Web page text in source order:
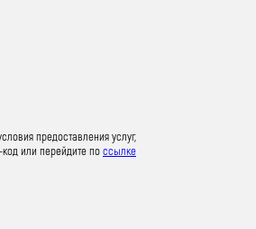
предоставления услуг,
код или перейдите поссылке